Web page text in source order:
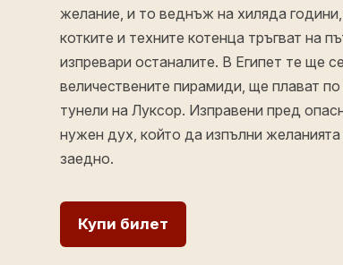
желание, и то веднъж на хиляда
котките и техните котенца тръгват на
изпревари останалите. В Египет те ще
величествените пирамиди, ще плават
тунели на Луксор. Изправени пред
нужен дух, който да изпълни
заедно.
Купи билет